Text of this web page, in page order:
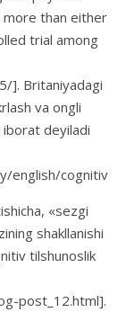
more than either
trial among
]. Britaniyadagi
va ongli
iborat deyiladi
cognitive].
«sezgi
shakllanishi
tilshunoslik
post_12.html].